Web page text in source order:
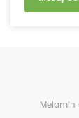
Melamin